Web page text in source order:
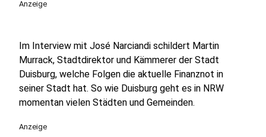
Anzeige
Im Interview mit José Narciandi schildert Martin
Murrack, Stadtdirektor und Kämmerer der Stadt
Duisburg, welche Folgen die aktuelle Finanznot in
seiner Stadt hat. So wie Duisburg geht es in NRW
momentan vielen Städten und Gemeinden.
Anzeige